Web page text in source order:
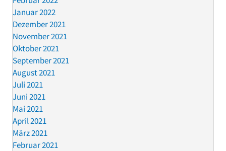
Januar 2022
Dezember 2021
November 2021
Oktober 2021
September 2021
August 2021
Juli 2021
Juni 2021
Mai 2021
April 2021
März 2021
Februar 2021